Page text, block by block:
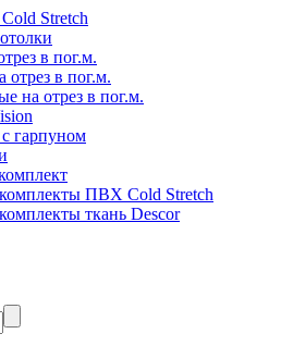
Stretch
в пог.м.
отрез в пог.м.
на отрез в пог.м.
гарпуном
ПВХ Cold Stretch
ткань Descor